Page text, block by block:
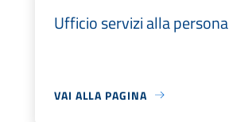
Ufficio servizi alla persona
VAI ALLA PAGINA